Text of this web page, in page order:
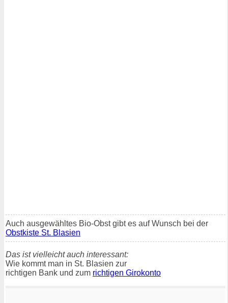
Auch ausgewähltes Bio-Obst gibt es auf Wunsch bei der
Obstkiste St. Blasien
Das ist vielleicht auch interessant:
Wie kommt man in St. Blasien zur
richtigen Bank und zum richtigen Girokonto